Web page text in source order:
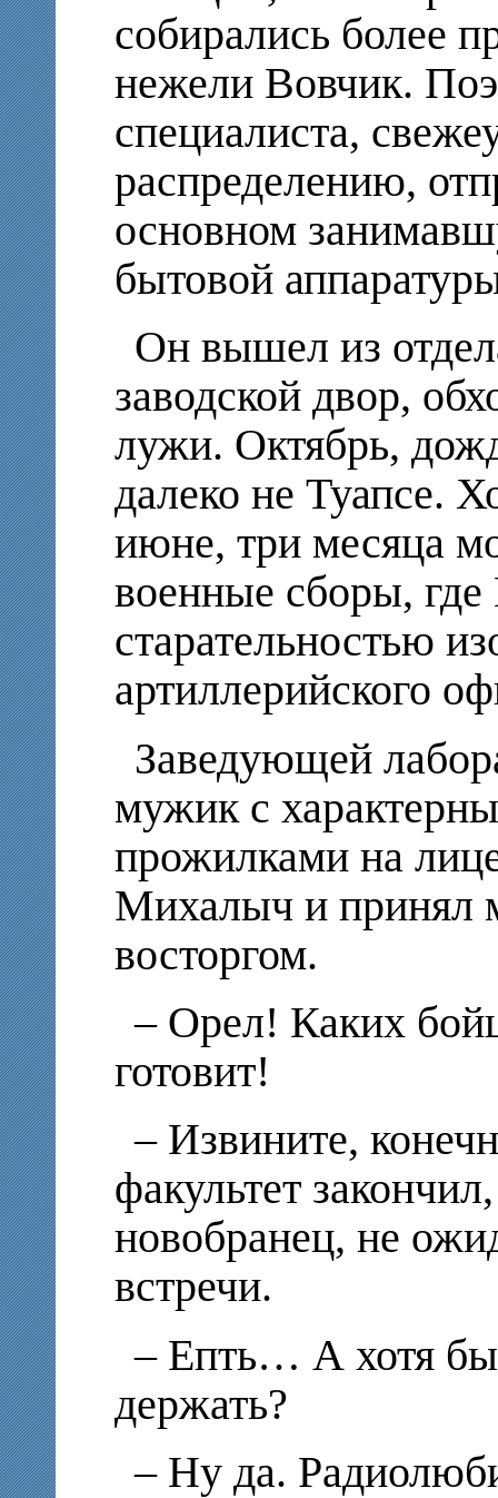
собирались более
нежели Вовчик.
специалиста,
распределению,
основном
бытовой
Он вышел из
заводской двор,
лужи. Октябрь,
далеко не Туапсе.
июне, три месяца
военные сборы,
старательностью
артиллерийского
Заведующей
мужик с
прожилками на
Михалыч и принял
восторгом.
– Орел! Каких
готовит!
– Извините,
факультет
новобранец, не
встречи.
– Епть… А хотя бы
держать?
– Ну да.